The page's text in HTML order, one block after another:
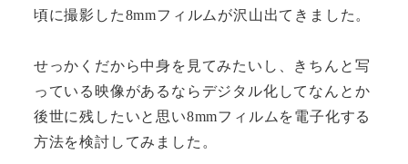
頃に撮影した8mmフィルムが沢山出てきました。
せっかくだから中身を見てみたいし、きちんと写
っている映像があるならデジタル化してなんとか
後世に残したいと思い8mmフィルムを電子化する
方法を検討してみました。